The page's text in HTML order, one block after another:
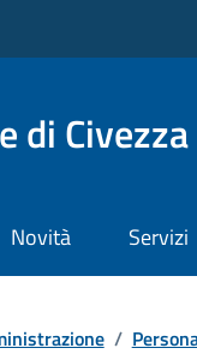
di Civezza
Novità Servizi
/